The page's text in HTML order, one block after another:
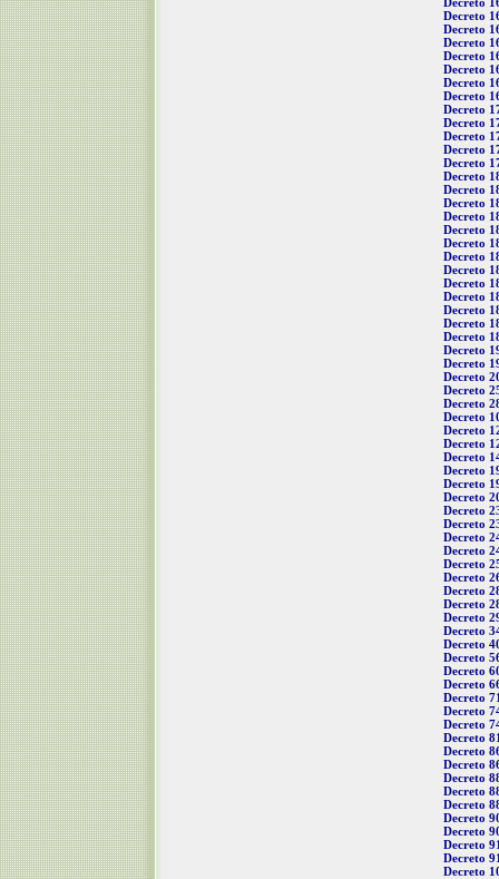
Decreto
Decreto
Decreto
Decreto
Decreto
Decreto
Decreto
Decreto
Decreto
Decreto
Decreto
Decreto
Decreto
Decreto
Decreto
Decreto
Decreto
Decreto
Decreto
Decreto
Decreto
Decreto
Decreto
Decreto
Decreto
Decreto
Decreto
Decreto
Decreto
Decreto
Decreto
Decreto
Decreto
Decreto
Decreto
Decreto
Decreto
Decreto
Decreto
Decreto
Decreto
Decreto
Decreto
Decreto
Decreto
Decreto
Decreto
Decreto
Decreto
Decreto
Decreto
Decreto
Decreto
Decreto
Decreto
Decreto
Decreto
Decreto
Decreto
Decreto
Decreto
Decreto
Decreto
Decreto
Decreto